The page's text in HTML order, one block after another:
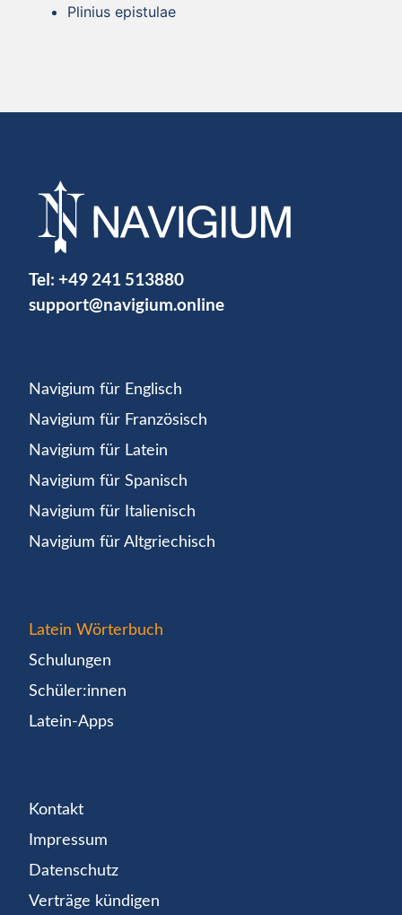
Plinius epistulae
Tel: +49 241 513880
support@navigium.online
Navigium für Englisch
Navigium für Französisch
Navigium für Latein
Navigium für Spanisch
Navigium für Italienisch
Navigium für Altgriechisch
Latein Wörterbuch
Schulungen
Schüler:innen
Latein-Apps
Kontakt
Impressum
Datenschutz
Verträge kündigen